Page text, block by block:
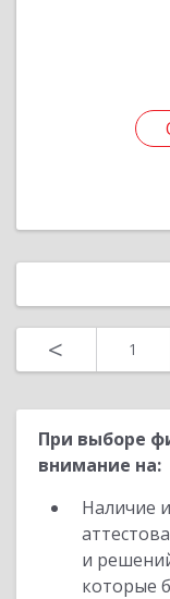
< 1
При выборе
внимание на:
Наличие
и
которые